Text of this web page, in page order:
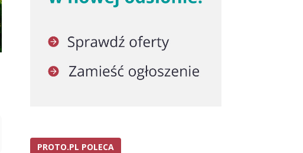
PROTO.PL POLECA